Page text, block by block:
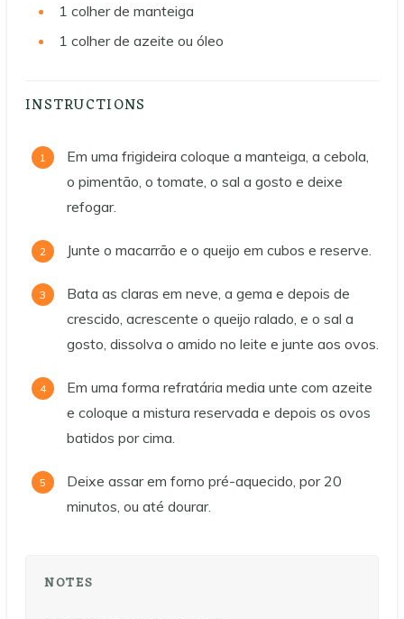
1 colher de manteiga
1 colher de azeite ou óleo
INSTRUCTIONS
Em uma frigideira coloque a manteiga, a cebola,
o pimentão, o tomate, o sal a gosto e deixe
refogar.
Junte o macarrão e o queijo em cubos e reserve.
Bata as claras em neve, a gema e depois de
crescido, acrescente o queijo ralado, e o sal a
gosto, dissolva o amido no leite e junte aos ovos.
Em uma forma refratária media unte com azeite
e coloque a mistura reservada e depois os ovos
batidos por cima.
Deixe assar em forno pré-aquecido, por 20
minutos, ou até dourar.
NOTES